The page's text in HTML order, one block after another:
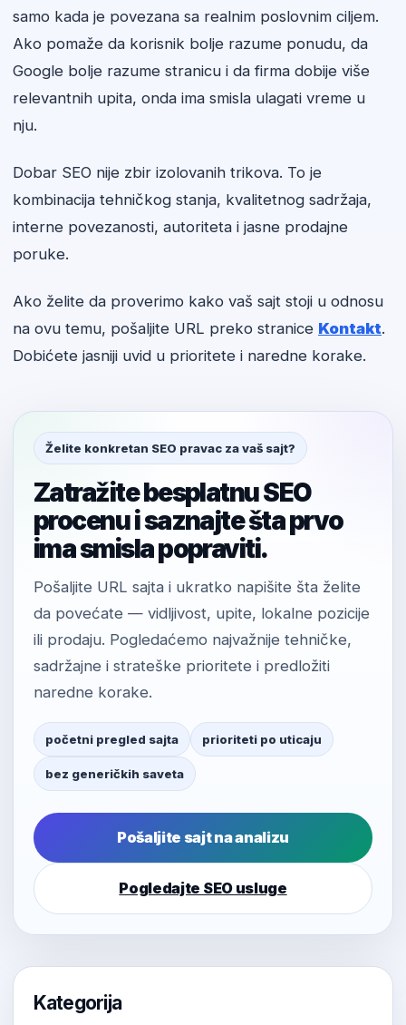
samo kada je povezana sa realnim poslovnim ciljem.
Ako pomaže da korisnik bolje razume ponudu, da
Google bolje razume stranicu i da firma dobije više
relevantnih upita, onda ima smisla ulagati vreme u
nju.
Dobar SEO nije zbir izolovanih trikova. To je
kombinacija tehničkog stanja, kvalitetnog sadržaja,
interne povezanosti, autoriteta i jasne prodajne
poruke.
Ako želite da proverimo kako vaš sajt stoji u odnosu
na ovu temu, pošaljite URL preko stranice Kontakt.
Dobićete jasniji uvid u prioritete i naredne korake.
Želite konkretan SEO pravac za vaš sajt?
Zatražite besplatnu SEO
procenu i saznajte šta prvo
ima smisla popraviti.
Pošaljite URL sajta i ukratko napišite šta želite
da povećate — vidljivost, upite, lokalne pozicije
ili prodaju. Pogledaćemo najvažnije tehničke,
sadržajne i strateške prioritete i predložiti
naredne korake.
početni pregled sajta prioriteti po uticaju
bez generičkih saveta
Pošaljite sajt na analizu
Pogledajte SEO usluge
Kategorija